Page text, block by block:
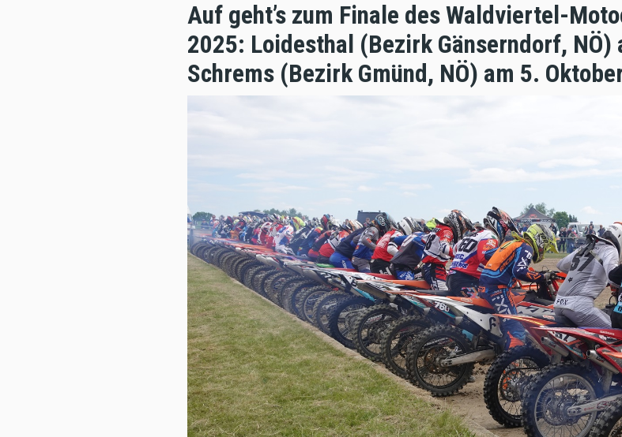
Auf geht’s zum Finale des Waldviertel-
2025: Loidesthal (Bezirk Gänserndorf, NÖ)
Schrems (Bezirk Gmünd, NÖ) am 5.